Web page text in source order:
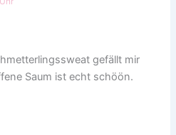
gefällt mir
Saum ist echt schöön.